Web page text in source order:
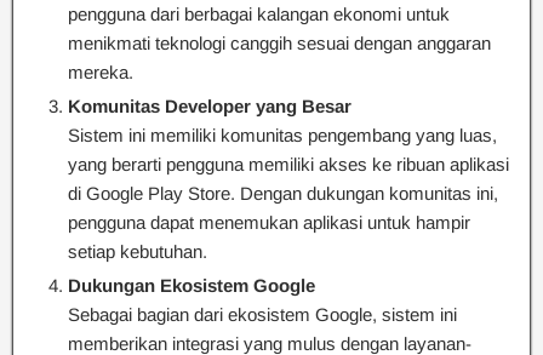
pengguna dari berbagai kalangan ekonomi untuk
menikmati teknologi canggih sesuai dengan anggaran
mereka.
Komunitas Developer yang Besar
Sistem ini memiliki komunitas pengembang yang luas,
yang berarti pengguna memiliki akses ke ribuan aplikasi
di Google Play Store. Dengan dukungan komunitas ini,
pengguna dapat menemukan aplikasi untuk hampir
setiap kebutuhan.
Dukungan Ekosistem Google
Sebagai bagian dari ekosistem Google, sistem ini
memberikan integrasi yang mulus dengan layanan-